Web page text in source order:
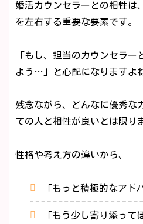
婚活カウンセラーとの相性は
を左右する重要な要素です。
「もし、担当のカウンセラー
よう…」と心配になりますよ
残念ながら、どんなに優秀な
ての人と相性が良いとは限り
性格や考え方の違いから、
「もっと積極的なアド
「もう少し寄り添って